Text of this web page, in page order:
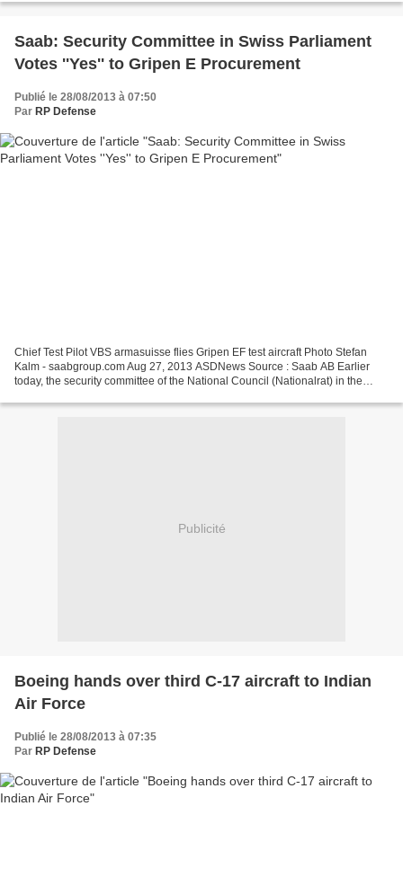
Saab: Security Committee in Swiss Parliament
Votes ''Yes'' to Gripen E Procurement
Publié le 28/08/2013 à 07:50
Par RP Defense
Chief Test Pilot VBS armasuisse flies Gripen EF test aircraft Photo Stefan
Kalm - saabgroup.com Aug 27, 2013 ASDNews Source : Saab AB Earlier
today, the security committee of the National Council (Nationalrat) in the
Publicité
Boeing hands over third C-17 aircraft to Indian
Air Force
Publié le 28/08/2013 à 07:35
Par RP Defense